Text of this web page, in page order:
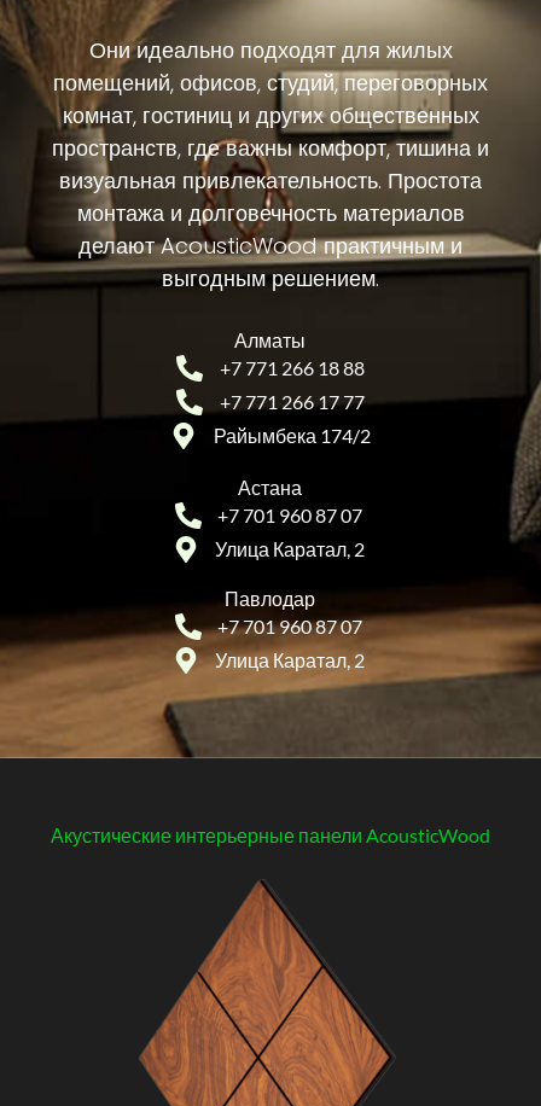
Ониидеально подходят для жилых
помещений, офисов, студий,переговорных
комнат, гостиниц и другихобщественных
пространств, гдеважныкомфорт,тишина и
визуальная привлекательность. Простота
монтажа и долговечность материалов
делаютAcousticWoodпрактичными
выгоднымрешением.
Алматы
+7 771 266 18 88
+7 771 266 17 77
Райымбека 174/2
Астана
+7 701 960 87 07
Улица Каратал, 2
Павлодар
+7 701 960 87 07
Улица Каратал, 2
Акустические интерьерные панели AcousticWood